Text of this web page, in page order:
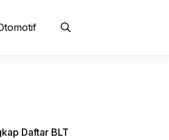
Daftar BLT